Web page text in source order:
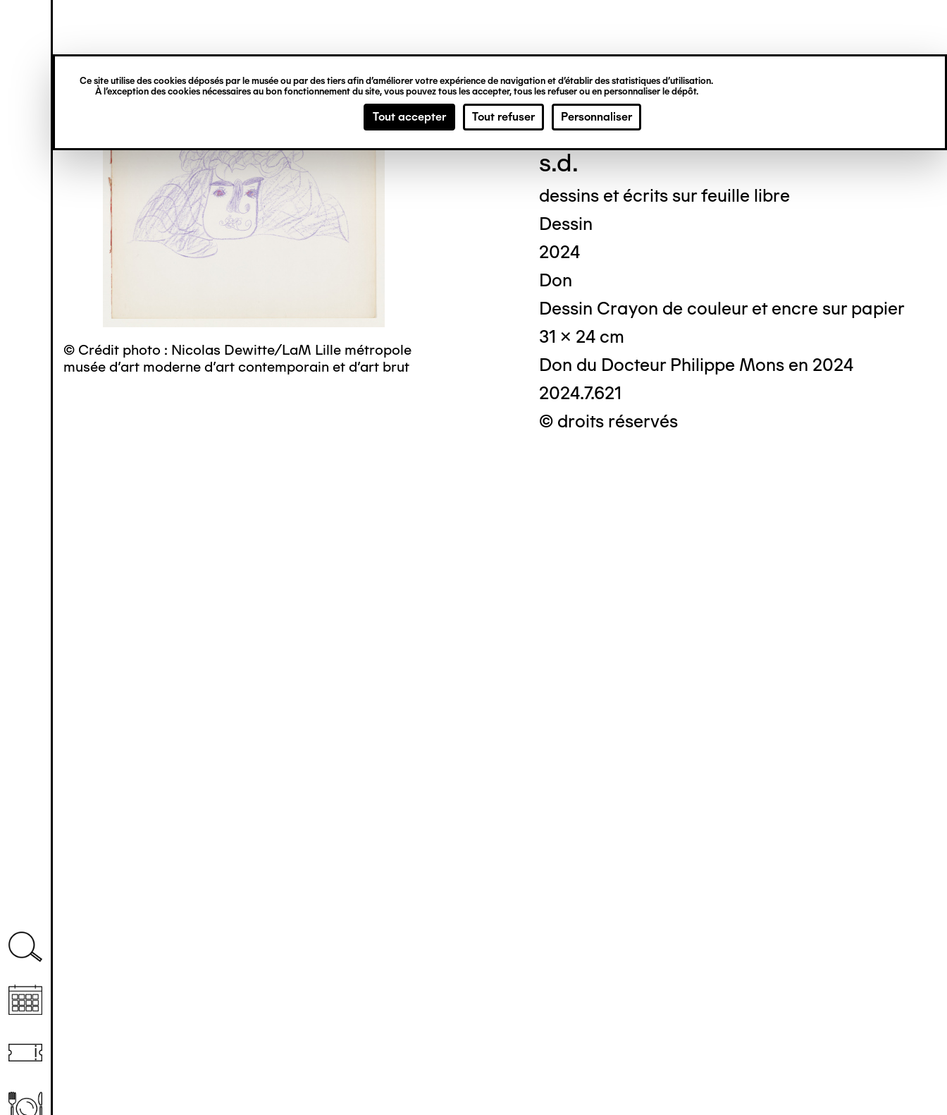
Ce site utilise des cookies déposés par le musée ou par des tiers afin d’améliorer votre expérience de navigation et d’établir des statistiques d’utilisation.
À l’exception des cookies nécessaires au bon fonctionnement du site, vous pouvez tous les accepter, tous les refuser ou en personnaliser le dépôt.
Tout accepter Tout refuser Personnaliser
principal
verticale
© Crédit photo : Nicolas Dewitte/LaM Lille métropole
musée d’art moderne d’art contemporain et d’art brut
Georgine HU
s.d.
dessins et écrits sur feuille libre
Dessin
2024
Don
Dessin Crayon de couleur et encre sur papier
31 x 24 cm
Don du Docteur Philippe Mons en 2024
2024.7.621
© droits réservés